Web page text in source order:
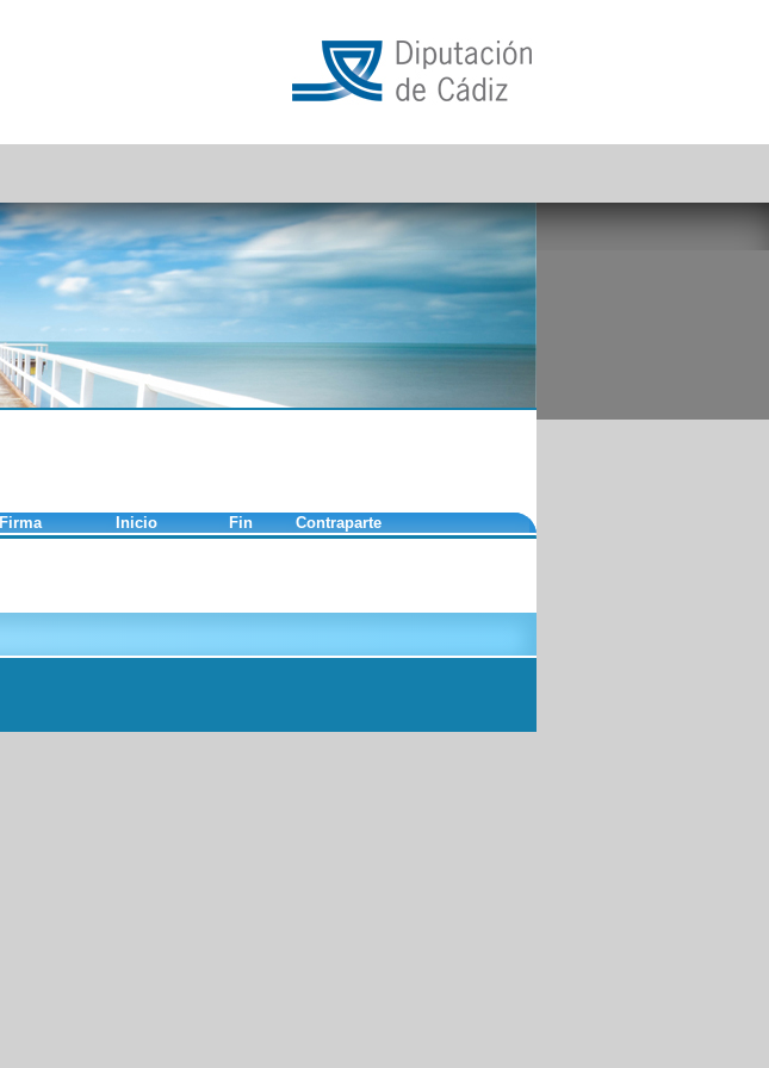
Firma Inicio Fin Contraparte